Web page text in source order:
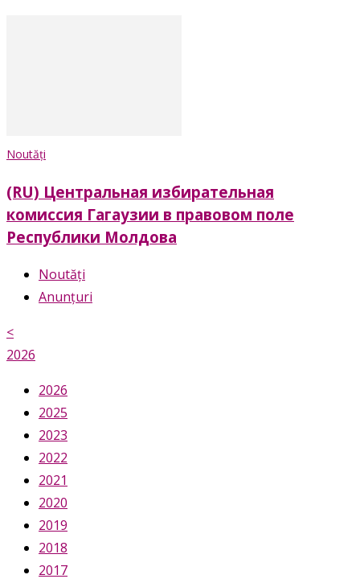
Noutăți
(RU) Центральная избирательная
комиссия Гагаузии в правовом поле
Республики Молдова
Noutăți
Anunțuri
<
2026
2026
2025
2023
2022
2021
2020
2019
2018
2017